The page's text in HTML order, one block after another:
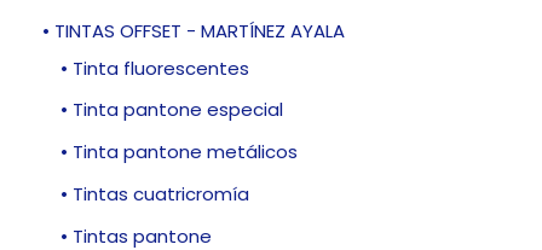
• TINTAS OFFSET - MARTÍNEZ AYALA
• Tinta fluorescentes
• Tinta pantone especial
• Tinta pantone metálicos
• Tintas cuatricromía
• Tintas pantone